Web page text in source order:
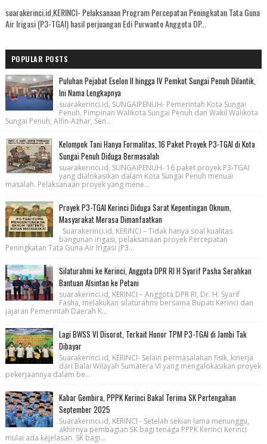
suarakerinci.id,KERINCI- Pelaksanaan Program Percepatan Peningkatan Tata Guna
Air Irigasi (P3-TGAI) hasil perjuangan Edi Purwanto Anggota DP...
POPULAR POSTS
Puluhan Pejabat Eselon II hingga IV Pemkot Sungai Penuh Dilantik,
Ini Nama Lengkapnya
suarakerinci.id, SUNGAIPENUH- Pemerintah Kota Sungai
Penuh, Pimpinan Walikota Sungai Penuh dan Wakil Walikota
Sungai Penuh, Alfin-Azhar, Sen...
Kelompok Tani Hanya Formalitas, 16 Paket Proyek P3-TGAI di Kota
Sungai Penuh Diduga Bermasalah
suarakerinci.id, SUNGAIPENUH- 16 paket proyek P3-TGAI
yang dialokasikan dalam Kota Sungai Penuh menuai
masalah. Pelaksanaan proyek yang mene...
Proyek P3-TGAI Kerinci Diduga Sarat Kepentingan Oknum,
Masyarakat Merasa Dimanfaatkan
Suarakerinci.id, KERINCI – Tidak hanya soal kualitas
bangunan irigasi, pelaksanaan proyek Percepatan
Peningkatan Tata Guna Air Irigasi (P3...
Silaturahmi ke Kerinci, Anggota DPR RI H Syarif Pasha Serahkan
Bantuan Alsintan ke Petani
suarakerinci.id, KERINCI – Anggota DPR RI, Dr. H. Syarif
Fasha, melakukan silaturahmi bersama Bupati Kerinci dan
jajaran Pemerintah Daerah K...
Lagi BWSS VI Disorot, Terkait Honor TPM P3-TGAI di Jambi Tak
Dibayar
Suarakerinci.id, KERINCI- Selain permasalahan fisik, kinerja
dari Balai Wilayah Sumatera VI yang mengalokasikan proyek
pekerjaannya dalam be...
Kabar Gembira, PPPK Kerinci Bakal Terima SK Pertengahan
September 2025
Suarakerinci.id, KERINCI - Setelah sekian lama menunggu,
akhirnya pembagian SK bagi tenaga PPPK Kerinci Kerinci
mulai ada kejelasan. SK bagi...